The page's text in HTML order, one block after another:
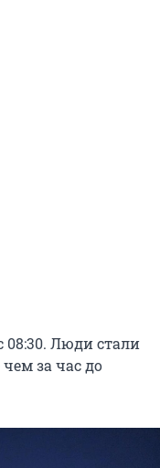
Люди стали
за час до